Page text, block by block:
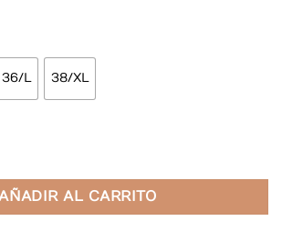
36/L 38/XL
cantidad
AL CARRITO